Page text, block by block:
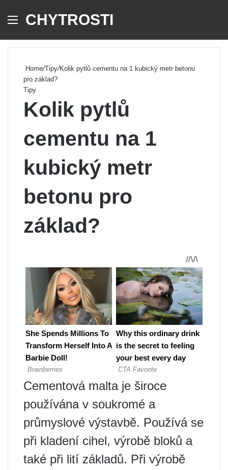
Menu
CHYTROSTI
Home/Tipy/Kolik pytlů cementu na 1 kubický metr betonu
pro základ?
Tipy
Kolik pytlů
cementu na 1
kubický metr
betonu pro
základ?
Cementová malta je široce
používána v soukromé a
průmyslové výstavbě. Používá se
při kladení cihel, výrobě bloků a
také při lití základů. Při výrobě